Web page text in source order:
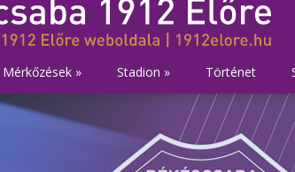
Mérkőzések » Stadion » Történet